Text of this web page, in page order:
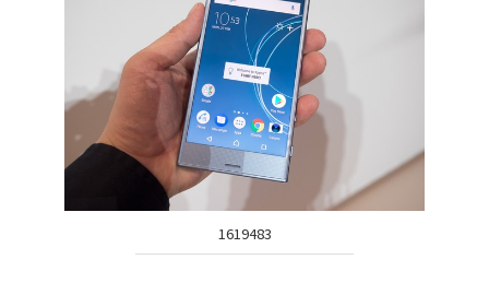
1619483